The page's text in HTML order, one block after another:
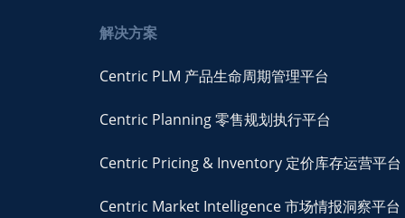
解决方案
Centric PLM 产品生命周期管理平台
Centric Planning 零售规划执行平台
Centric Pricing & Inventory 定价库存运营平台
Centric Market Intelligence 市场情报洞察平台